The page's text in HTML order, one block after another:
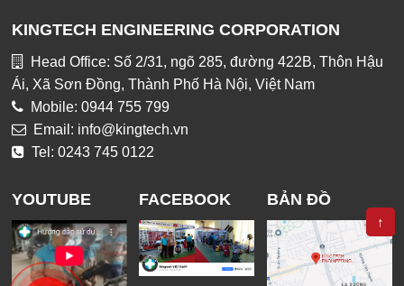
KINGTECH ENGINEERING CORPORATION
Head Office: Số 2/31, ngõ 285, đường 422B, Thôn Hậu
Ái, Xã Sơn Đồng, Thành Phố Hà Nội, Việt Nam
Mobile: 0944 755 799
Email: info@kingtech.vn
Tel: 0243 745 0122
YOUTUBE FACEBOOK BẢN ĐỒ
↑